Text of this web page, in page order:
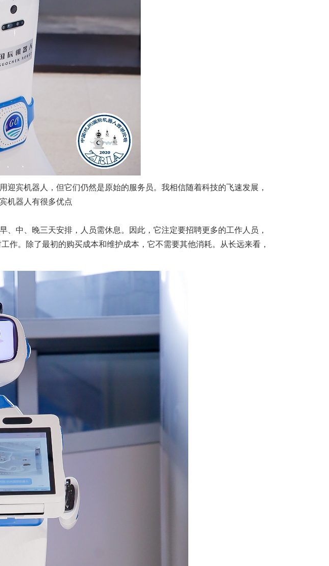
宾机器人，但它们仍然是原始的服务员。我相信随着科技的飞速发展，
机器人有很多优点
中、晚三天安排，人员需休息。因此，它注定要招聘更多的工作人员，
作。除了最初的购买成本和维护成本，它不需要其他消耗。从长远来看，